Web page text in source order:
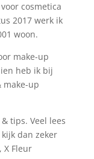
cosmetica
2017 werk ik
woon.
make-up
heb ik bij
make-up
tips. Veel lees
dan zeker
Fleur